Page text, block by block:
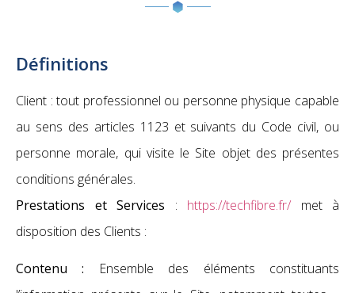
Définitions
Client : tout professionnel ou personne physique capable
au sens des articles 1123 et suivants du Code civil, ou
personne morale, qui visite le Site objet des présentes
conditions générales.
Prestations et Services : https://techfibre.fr/ met à
disposition des Clients :
Contenu : Ensemble des éléments constituants